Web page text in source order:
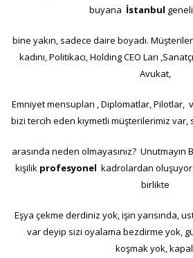
buyana İstanbul
bine yakın, sadece daire boyadı.
kadını, Politikacı, Holding CEO Ları
Avukat,
Emniyet mensupları , Diplomatlar, Pilotlar,
bizi tercih eden kıymetli müşterilerimiz
arasında neden olmayasınız? Unutmayın
kişilik profesyonel kadrolardan
birlikte
Eşya çekme derdiniz yok, işin yarısında,
var deyip sizi oyalama bezdirme yok,
koşmak yok,